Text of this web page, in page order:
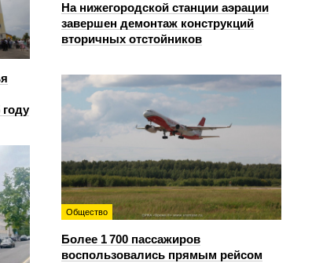
На нижегородской станции аэрации
завершен демонтаж конструкций
вторичных отстойников
Общество
Более 1 700 пассажиров
воспользовались прямым рейсом